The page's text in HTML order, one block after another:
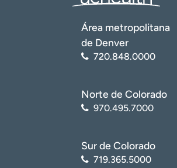
Área metropolitana
de Denver
720.848.0000
Norte de Colorado
970.495.7000
Sur de Colorado
719.365.5000